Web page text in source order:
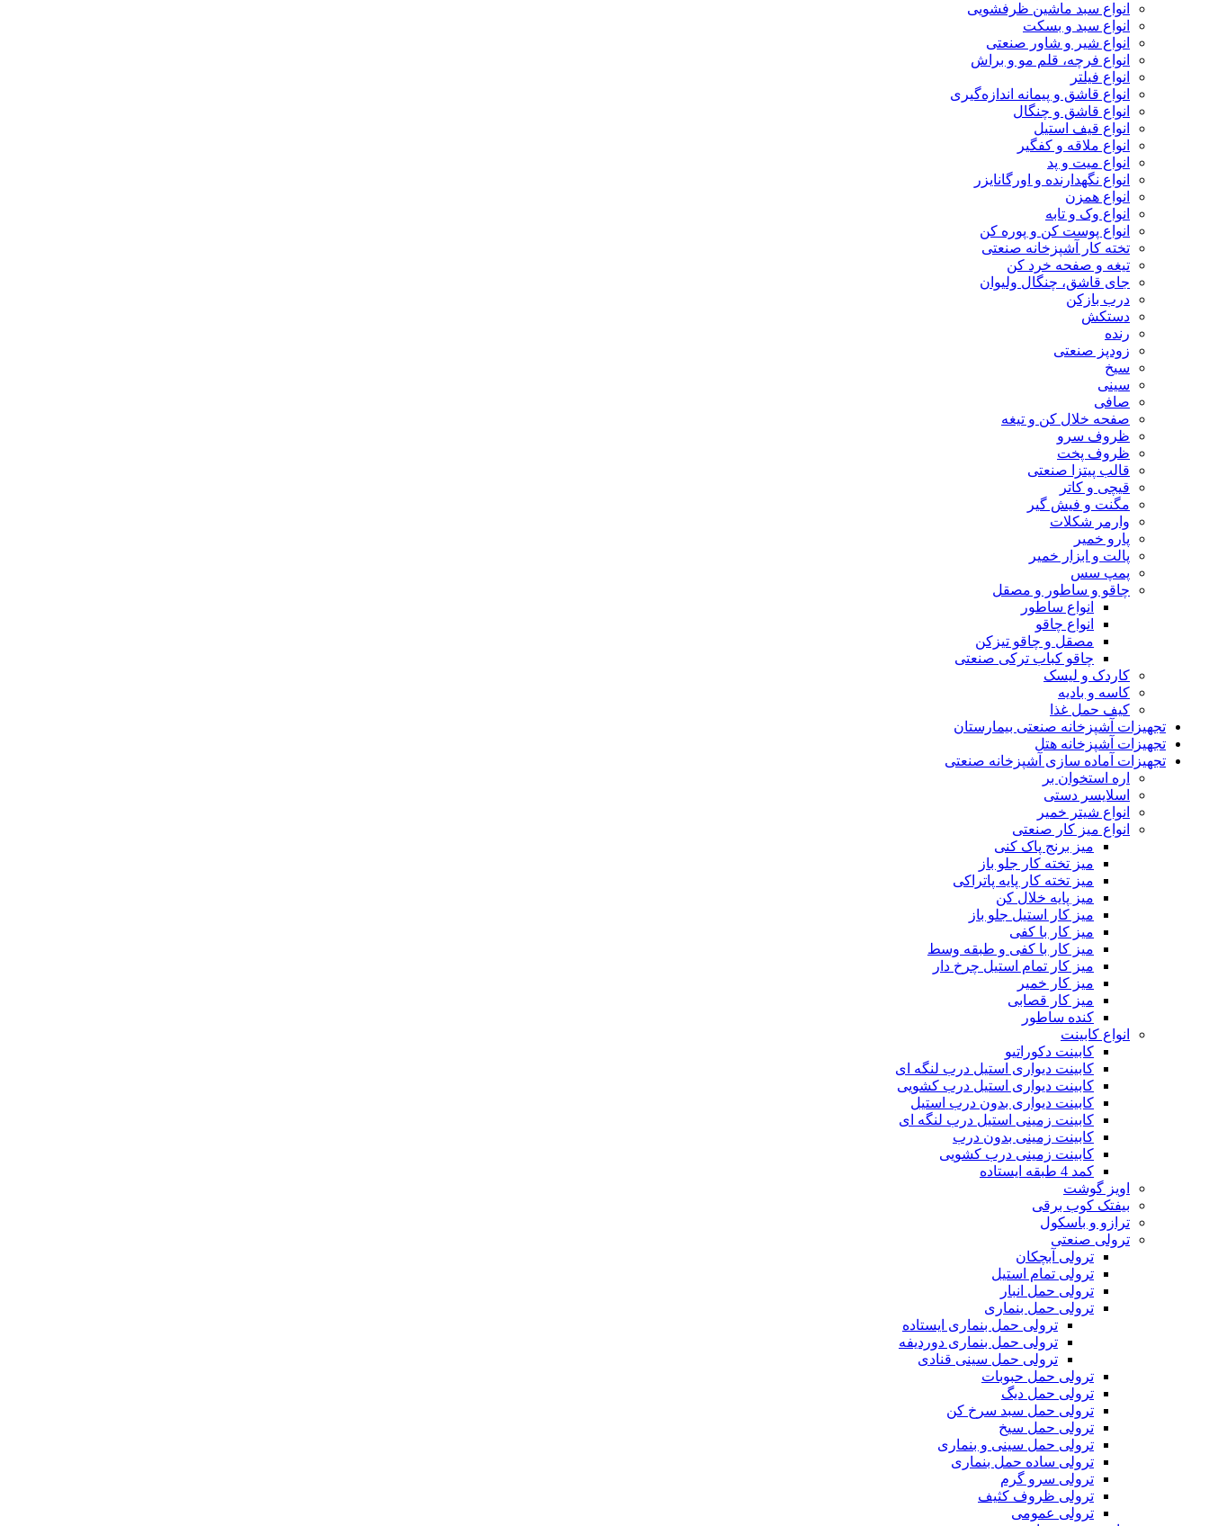
انواع سبد ماشین ظرفشویی
انواع سبد و بسکت
انواع شیر و شاور صنعتی
انواع فرچه، قلم مو و براش
انواع فیلتر
انواع قاشق و پیمانه اندازه‌گیری
انواع قاشق و چنگال
انواع قیف استیل
انواع ملاقه و کفگیر
انواع میت و پد
انواع نگهدارنده و اورگانایزر
انواع همزن
انواع وک و تابه
انواع پوست کن و پوره کن
تخته کار آشپزخانه صنعتی
تیغه و صفحه خرد کن
جای قاشق، چنگال ولیوان
درب بازکن
دستکش
رنده
زودپز صنعتی
سیخ
سینی
صافی
صفحه خلال کن و تیغه
ظروف سرو
ظروف پخت
قالب پیتزا صنعتی
قیچی و کاتر
مگنت و فیش گیر
وارمر شکلات
پارو خمیر
پالت و ابزار خمیر
پمپ سس
چاقو و ساطور و مصقل
انواع ساطور
انواع چاقو
مصقل و چاقو تیزکن
چاقو کباب ترکی صنعتی
کاردک و لیسک
کاسه و بادیه
کیف حمل غذا
تجهیزات آشپزخانه صنعتی بیمارستان
تجهیزات آشپزخانه هتل
تجهیزات آماده سازی آشپزخانه صنعتی
اره استخوان بر
اسلایسر دستی
انواع شیتر خمیر
انواع میز کار صنعتی
میز برنج پاک کنی
میز تخته کار جلو باز
میز تخته کار پایه پاتراکی
میز پایه خلال کن
میز کار استیل جلو باز
میز کار با کفی
میز کار با کفی و طبقه وسط
میز کار تمام استیل چرخ دار
میز کار خمیر
میز کار قصابی
کنده ساطور
انواع کابینت
کابینت دکوراتیو
کابینت دیواری استیل درب لنگه ای
کابینت دیواری استیل درب کشویی
کابینت دیواری بدون درب استیل
کابینت زمینی استیل درب لنگه ای
کابینت زمینی بدون درب
کابینت زمینی درب کشویی
کمد 4 طبقه ایستاده
اویز گوشت
بیفتک کوب برقی
ترازو و باسکول
ترولی صنعتی
ترولی آبچکان
ترولی تمام استیل
ترولی حمل انبار
ترولی حمل بنماری
ترولی حمل بنماری ایستاده
ترولی حمل بنماری دوردیفه
ترولی حمل سینی قنادی
ترولی حمل حبوبات
ترولی حمل دیگ
ترولی حمل سبد سرخ کن
ترولی حمل سیخ
ترولی حمل سینی و بنماری
ترولی ساده حمل بنماری
ترولی سرو گرم
ترولی ظروف کثیف
ترولی عمومی